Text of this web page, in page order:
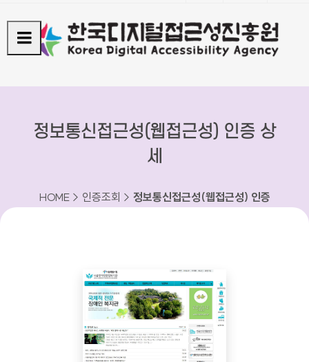
정보통신접근성(웹접근성) 인증 상
세
HOME > 인증조회 > 정보통신접근성(웹접근성) 인증